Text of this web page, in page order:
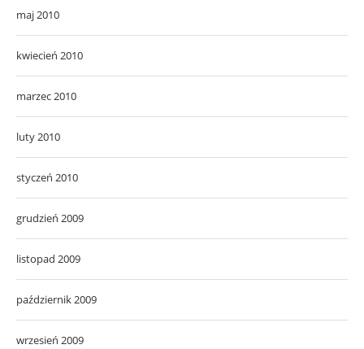
maj 2010
kwiecień 2010
marzec 2010
luty 2010
styczeń 2010
grudzień 2009
listopad 2009
październik 2009
wrzesień 2009